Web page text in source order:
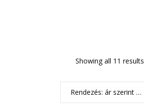
Showing all 11 results
Rendezés: ár szerint növekvő